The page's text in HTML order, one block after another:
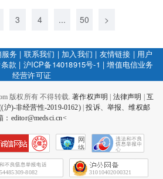
3 4 ... 50 >
务 | 联系我们 | 加入我们 | 友情链接 | 用户
款 | 沪ICP备14018915号-1 |增值电信业务
经营许可证
版权所有 不得转载.著作权声明 法律声明
互
)-非经营性-2019-0162)|投诉、举报、维权邮
：editor@medsci.cn<
网
络
会
征
8082 31010402000321